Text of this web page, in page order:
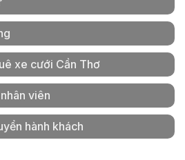
xe cưới Cần Thơ
viên
hành khách